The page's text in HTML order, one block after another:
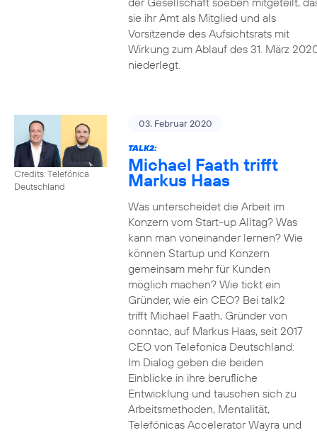
sie ihr Amt als Mitglied und als
Vorsitzende des Aufsichtsrats mit
Wirkung zum Ablauf des 31. März
niederlegt.
Credits: Telefónica
Deutschland
03. Februar 2020
TALK2:
Michael Faath trifft
Markus Haas
Was unterscheidet die Arbeit im
Konzern vom Start-up Alltag? Was
kann man voneinander lernen? Wie
können Startup und Konzern
gemeinsam mehr für Kunden
möglich machen? Wie tickt ein
Gründer, wie ein CEO? Bei talk2
trifft Michael Faath, Gründer von
conntac, auf Markus Haas, seit 2017
CEO von Telefonica Deutschland:
Im Dialog geben die beiden
Einblicke in ihre berufliche
Entwicklung und tauschen sich zu
Arbeitsmethoden, Mentalität,
Telefónicas Accelerator Wayra und